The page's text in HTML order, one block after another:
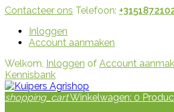
Contacteer ons Telefoon:
Inloggen
Account aanmaken
Welkom, Inloggen of Account
Kennisbank
shopping_cartWinkelwagen: 0